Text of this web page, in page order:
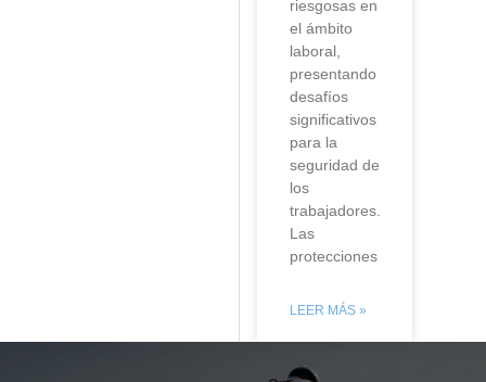
riesgosas en
el ámbito
laboral,
presentando
desafíos
significativos
para la
seguridad de
los
trabajadores.
Las
protecciones
LEER MÁS »